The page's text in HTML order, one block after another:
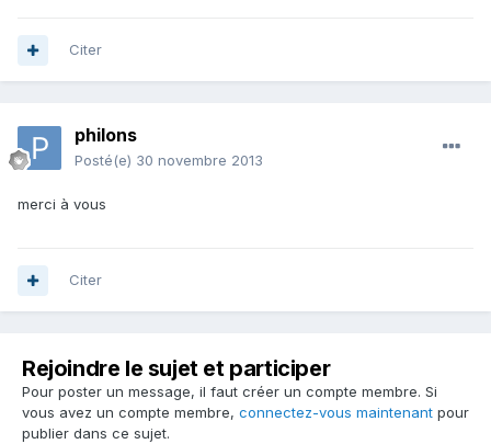
Citer
philons
Posté(e) 30 novembre 2013
merci à vous
Citer
Rejoindre le sujet et participer
Pour poster un message, il faut créer un compte membre. Si
vous avez un compte membre, connectez-vous maintenant pour
publier dans ce sujet.